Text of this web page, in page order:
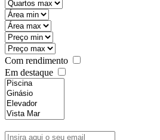
Com rendimento
Em destaque